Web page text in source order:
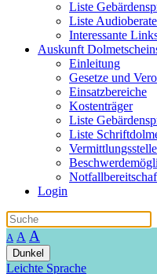
Liste
Liste
Interessante
Auskunft
Einleitung
Gesetze und
Einsatzbereiche
Kostenträger
Liste
Liste
Login
A A A
Dunkel
Leichte Sprache